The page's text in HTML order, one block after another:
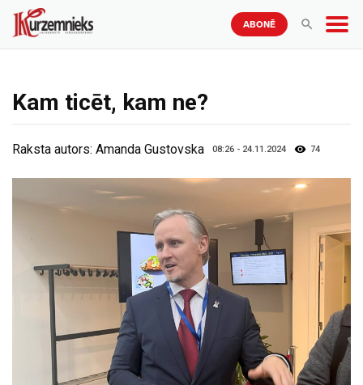
ABONĒ
Kam ticēt, kam ne?
Raksta autors: Amanda Gustovska 08:26 - 24.11.2024 74